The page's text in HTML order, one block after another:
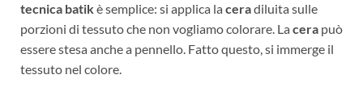
tecnica batikè semplice: si applica la ceradiluita sulle
porzioni di tessuto che non vogliamo colorare. La cera può
essere stesa anche a pennello. Fatto questo, si immerge il
tessuto nel colore.